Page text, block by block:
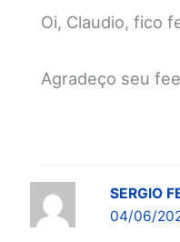
Oi, Claudio, fico
Agradeço seu
SERGIO
04/06/